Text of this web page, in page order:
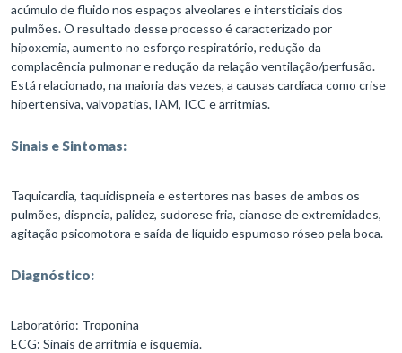
acúmulo de fluido nos espaços alveolares e intersticiais dos
pulmões. O resultado desse processo é caracterizado por
hipoxemia, aumento no esforço respiratório, redução da
complacência pulmonar e redução da relação ventilação/perfusão.
Está relacionado, na maioria das vezes, a causas cardíaca como crise
hipertensiva, valvopatias, IAM, ICC e arritmias.
Sinais e Sintomas:
Taquicardia, taquidispneia e estertores nas bases de ambos os
pulmões, dispneia, palidez, sudorese fria, cianose de extremidades,
agitação psicomotora e saída de líquido espumoso róseo pela boca.
Diagnóstico:
Laboratório: Troponina
ECG: Sinais de arritmia e isquemia.